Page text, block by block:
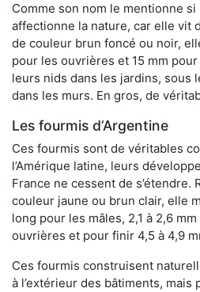
Comme son nom le mentionne
affectionne la nature, car elle vit
de couleur brun foncé ou noir,
pour les ouvrières et 15 mm
leurs nids dans les jardins, sous
dans les murs. En gros, de
Les fourmis d’Argentine
Ces fourmis sont de véritables
l’Amérique latine, leurs
France ne cessent de s’étendre.
couleur jaune ou brun clair, elle
long pour les mâles, 2,1 à 2,6
ouvrières et pour finir 4,5 à 4,9
Ces fourmis construisent
à l’extérieur des bâtiments, mais